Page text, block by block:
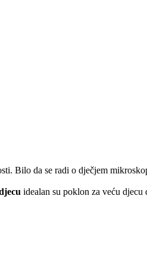
Bilo da se radi o dječjem
idealan su poklon za veću